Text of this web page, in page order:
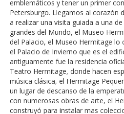
emblemáticos y tener un primer
Petersburgo. Llegamos al corazón
a realizar una visita guiada a una
grandes del Mundo, el Museo
del Palacio, el Museo Hermitage lo
el Palacio de Invierno que es el
antiguamente fue la residencia
Teatro Hermitage, donde hacen
música clásica, el Hermitage
un lugar de descanso de la
con numerosas obras de arte, el
construyó para instalar mas